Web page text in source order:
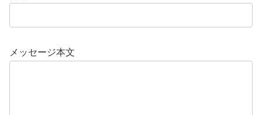
メッセージ本文